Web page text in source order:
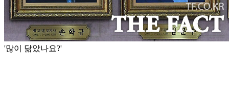
'많이 닮았나요?'